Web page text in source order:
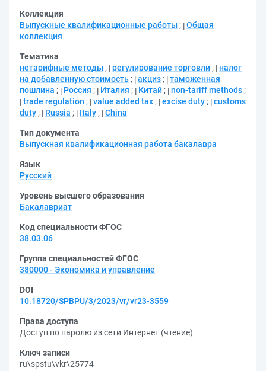
Коллекция
Выпускные квалификационные работы ; Общая
коллекция
Тематика
нетарифные методы ; регулирование торговли ;
налог
на добавленную стоимость ; акциз ; таможенная
пошлина ; Россия ; Италия ; Китай ; non-tariff methods ;
trade regulation ; value added tax ; excise duty ; customs
duty ; Russia ; Italy ; China
Тип документа
Выпускная квалификационная работа бакалавра
Язык
Русский
Уровень высшего образования
Бакалавриат
Код специальности ФГОС
38.03.06
Группа специальностей ФГОС
380000 - Экономика и управление
DOI
10.18720/SPBPU/3/2023/vr/vr23-3559
Права доступа
Доступ по паролю из сети Интернет (чтение)
Ключ записи
ru\spstu\vkr\25774